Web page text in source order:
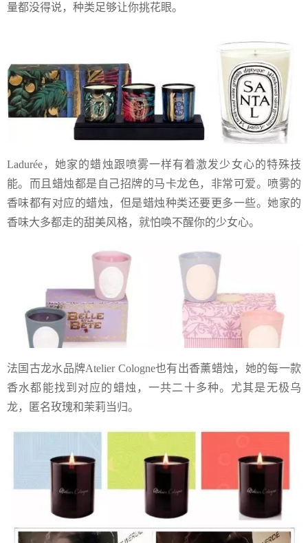
量都没得说，种类足够让你挑花眼。
Ladurée，她家的蜡烛跟喷雾一样有着激发少女心的特殊技
能。而且蜡烛都是自己招牌的马卡龙色，非常可爱。喷雾的
香味都有对应的蜡烛，但是蜡烛种类还要更多一些。她家的
香味大多都走的甜美风格，就怕唤不醒你的少女心。
法国古龙水品牌Atelier Cologne也有出香薰蜡烛，她的每一款
香水都能找到对应的蜡烛，一共二十多种。尤其是无极乌
龙，匿名玫瑰和茉莉当归。